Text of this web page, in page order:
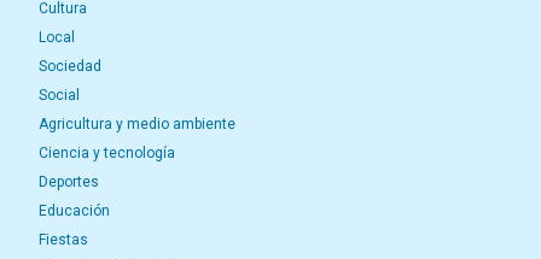
Cultura
Local
Sociedad
Social
Agricultura y medio ambiente
Ciencia y tecnología
Deportes
Educación
Fiestas